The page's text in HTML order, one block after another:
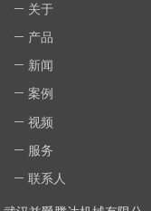
ꄵ 关于
ꄵ 产品
ꄵ 新闻
ꄵ 案例
ꄵ 视频
ꄵ 服务
ꄵ 联系人